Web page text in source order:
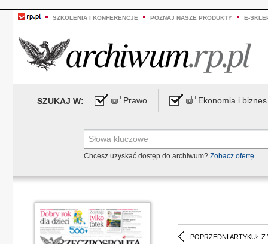
SZKOLENIA I KONFERENCJE POZNAJ NASZE PRODUKTY E-
SZUKAJ W: Prawo Ekonomia i biznes
Chcesz uzyskać dostęp do archiwum? Zobacz ofertę
POPRZEDNI ARTYKUŁ Z